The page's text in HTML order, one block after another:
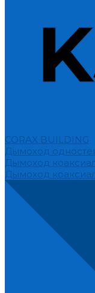
CORAX BUILDING
Дымоход
Дымоход
Дымоход